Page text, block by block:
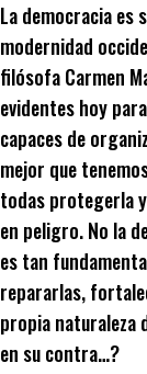
La democracia es
modernidad
filósofa Carmen
evidentes hoy
capaces de
mejor que
todas protegerla
en peligro. No la
es tan
repararlas,
propia naturaleza
en su contra…?